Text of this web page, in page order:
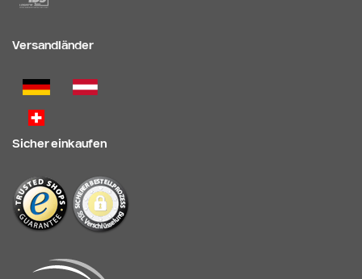
Versandländer
Sicher einkaufen